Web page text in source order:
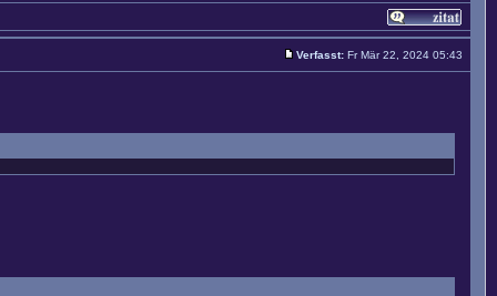
Verfasst: Fr Mär 22, 2024 05:43